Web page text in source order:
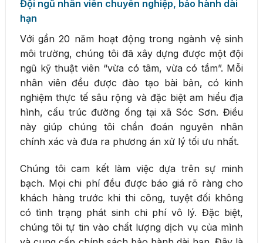
Đội ngũ nhân viên chuyên nghiệp, bảo hành dài
hạn
Với gần 20 năm hoạt động trong ngành vệ sinh
môi trường, chúng tôi đã xây dựng được một đội
ngũ kỹ thuật viên “vừa có tâm, vừa có tầm”. Mỗi
nhân viên đều được đào tạo bài bản, có kinh
nghiệm thực tế sâu rộng và đặc biệt am hiểu địa
hình, cấu trúc đường ống tại xã Sóc Sơn. Điều
này giúp chúng tôi chẩn đoán nguyên nhân
chính xác và đưa ra phương án xử lý tối ưu nhất.
Chúng tôi cam kết làm việc dựa trên sự minh
bạch. Mọi chi phí đều được báo giá rõ ràng cho
khách hàng trước khi thi công, tuyệt đối không
có tình trạng phát sinh chi phí vô lý. Đặc biệt,
chúng tôi tự tin vào chất lượng dịch vụ của mình